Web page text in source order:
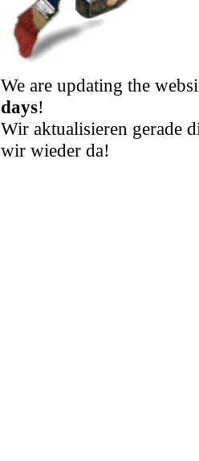
We are updating the
days!
Wir aktualisieren gerade
wir wieder da!